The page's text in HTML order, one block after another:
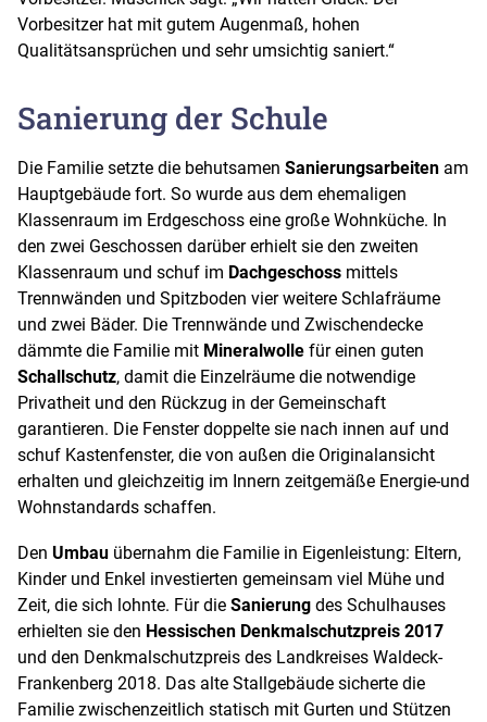
Vorbesitzer hat mit gutem Augenmaß, hohen
Qualitätsansprüchen und sehr umsichtig saniert.“
Sanierung der Schule
Die Familie setzte die behutsamen Sanierungsarbeiten am
Hauptgebäude fort. So wurde aus dem ehemaligen
Klassenraum im Erdgeschoss eine große Wohnküche. In
den zwei Geschossen darüber erhielt sie den zweiten
Klassenraum und schuf im Dachgeschoss mittels
Trennwänden und Spitzboden vier weitere Schlafräume
und zwei Bäder. Die Trennwände und Zwischendecke
dämmte die Familie mit Mineralwolle für einen guten
Schallschutz, damit die Einzelräume die notwendige
Privatheit und den Rückzug in der Gemeinschaft
garantieren. Die Fenster doppelte sie nach innen auf und
schuf Kastenfenster, die von außen die Originalansicht
erhalten und gleichzeitig im Innern zeitgemäße Energie-und
Wohnstandards schaffen.
Den Umbau übernahm die Familie in Eigenleistung: Eltern,
Kinder und Enkel investierten gemeinsam viel Mühe und
Zeit, die sich lohnte. Für die Sanierung des Schulhauses
erhielten sie den Hessischen Denkmalschutzpreis 2017
und den Denkmalschutzpreis des Landkreises Waldeck-
Frankenberg 2018. Das alte Stallgebäude sicherte die
Familie zwischenzeitlich statisch mit Gurten und Stützen